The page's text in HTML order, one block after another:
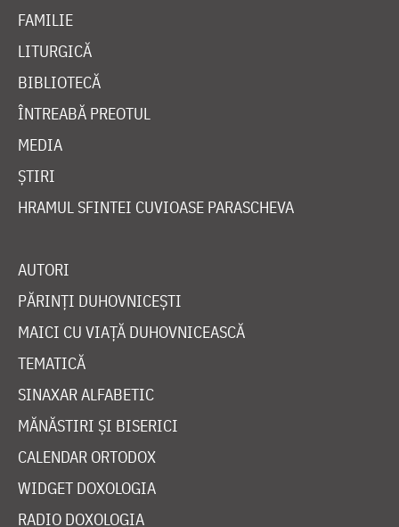
FAMILIE
LITURGICĂ
BIBLIOTECĂ
ÎNTREABĂ PREOTUL
MEDIA
ȘTIRI
HRAMUL SFINTEI CUVIOASE PARASCHEVA
AUTORI
PĂRINȚI DUHOVNICEȘTI
MAICI CU VIAȚĂ DUHOVNICEASCĂ
TEMATICĂ
SINAXAR ALFABETIC
MĂNĂSTIRI ȘI BISERICI
CALENDAR ORTODOX
WIDGET DOXOLOGIA
RADIO DOXOLOGIA